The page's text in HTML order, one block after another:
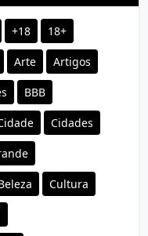
+18 18+
Arte Artigos
BBB
Cidades
Cultura